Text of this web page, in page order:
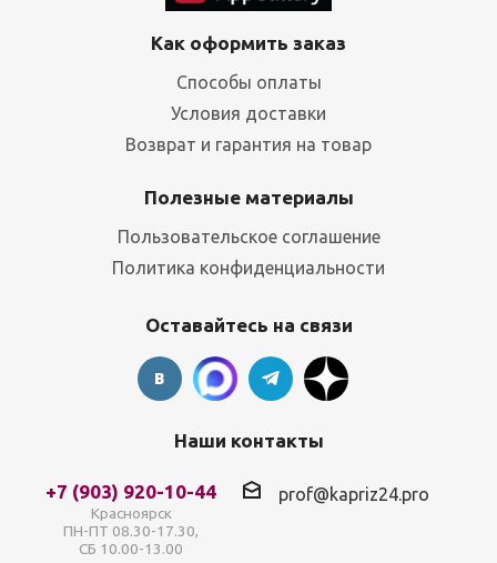
Как оформить заказ
Способы оплаты
Условия доставки
Возврат и гарантия на товар
Полезные материалы
Пользовательское соглашение
Политика конфиденциальности
Оставайтесь на связи
Наши контакты
+7 (903) 920-10-44
Красноярск
ПН-ПТ 08.30-17.30,
СБ 10.00-13.00
prof@kapriz24.pro